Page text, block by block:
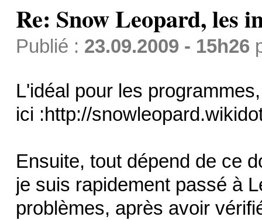
Re: Snow Leopard, les
Publié : 23.09.2009 - 15h26
L'idéal pour les
ici :http://
Ensuite, tout dépend de ce
je suis rapidement passé à
problèmes, après avoir